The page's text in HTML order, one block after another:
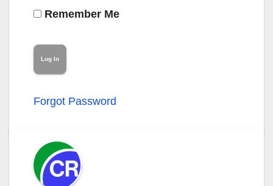
Remember Me
Forgot Password